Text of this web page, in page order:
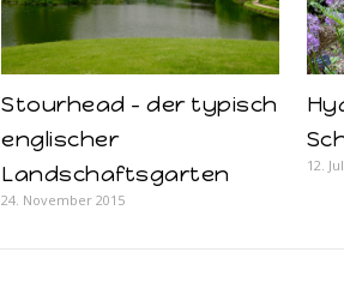
Stourhead – der typisch
englischer
Landschaftsgarten
24. November 2015
12.